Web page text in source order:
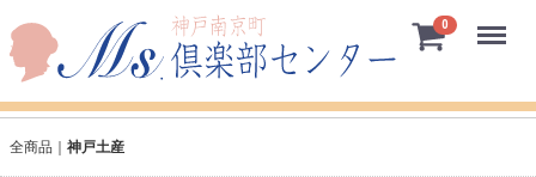
0 Menu
全商品 神戸土産